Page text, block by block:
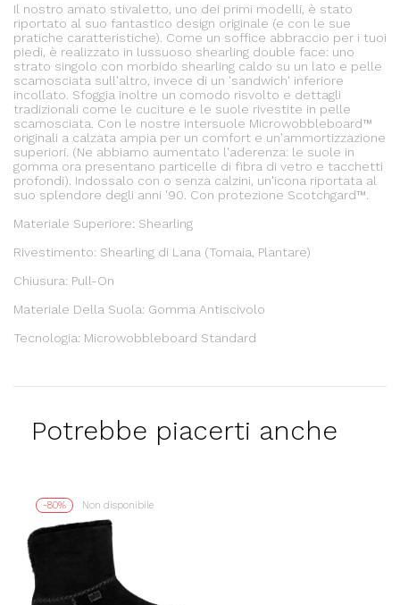
Il nostro amato stivaletto, uno dei primi modelli, è stato
riportato al suo fantastico design originale (e con le sue
pratiche caratteristiche). Come un soffice abbraccio per i tuoi
piedi, è realizzato in lussuoso shearling double face: uno
strato singolo con morbido shearling caldo su un lato e pelle
scamosciata sull'altro, invece di un 'sandwich' inferiore
incollato. Sfoggia inoltre un comodo risvolto e dettagli
tradizionali come le cuciture e le suole rivestite in pelle
scamosciata. Con le nostre intersuole Microwobbleboard™
originali a calzata ampia per un comfort e un'ammortizzazione
superiori. (Ne abbiamo aumentato l'aderenza: le suole in
gomma ora presentano particelle di fibra di vetro e tacchetti
profondi). Indossalo con o senza calzini, un'icona riportata al
suo splendore degli anni '90. Con protezione Scotchgard™.
Materiale Superiore: Shearling
Rivestimento: Shearling di Lana (Tomaia, Plantare)
Chiusura: Pull-On
Materiale Della Suola: Gomma Antiscivolo
Tecnologia: Microwobbleboard Standard
Potrebbe piacerti anche
-80% Non disponibile